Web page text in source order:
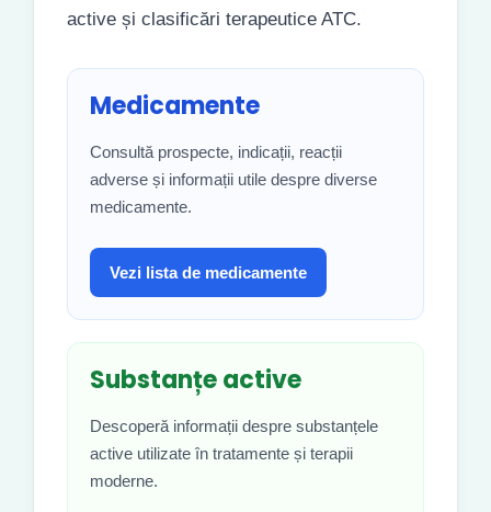
active și clasificări terapeutice ATC.
Medicamente
Consultă prospecte, indicații, reacții
adverse și informații utile despre diverse
medicamente.
Vezi lista de medicamente
Substanțe active
Descoperă informații despre substanțele
active utilizate în tratamente și terapii
moderne.